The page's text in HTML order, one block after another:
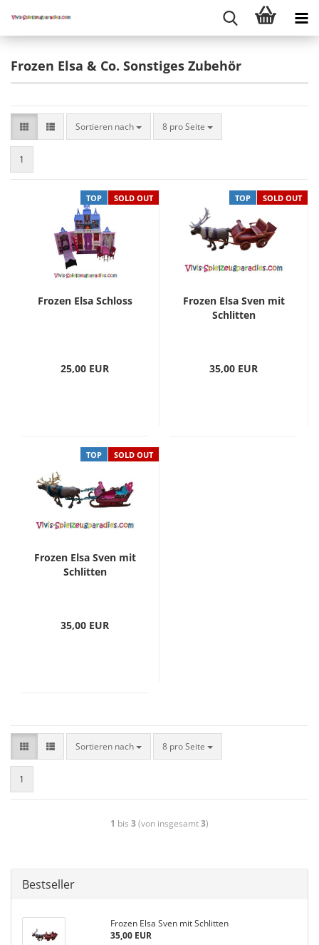
Frozen Elsa & Co. Sonstiges Zubehör
Sortieren nach 8 pro Seite
1
TOP SOLD OUT
Frozen Elsa Schloss
25,00 EUR
TOP SOLD OUT
Frozen Elsa Sven mit
Schlitten
35,00 EUR
TOP SOLD OUT
Frozen Elsa Sven mit
Schlitten
35,00 EUR
Sortieren nach 8 pro Seite
1
1 bis 3(von insgesamt3)
Bestseller
Frozen Elsa Sven mit Schlitten
35,00 EUR